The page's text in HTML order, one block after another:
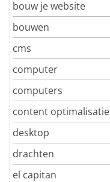
bouw je website
bouwen
cms
computer
computers
content optimalisatie
desktop
drachten
el capitan